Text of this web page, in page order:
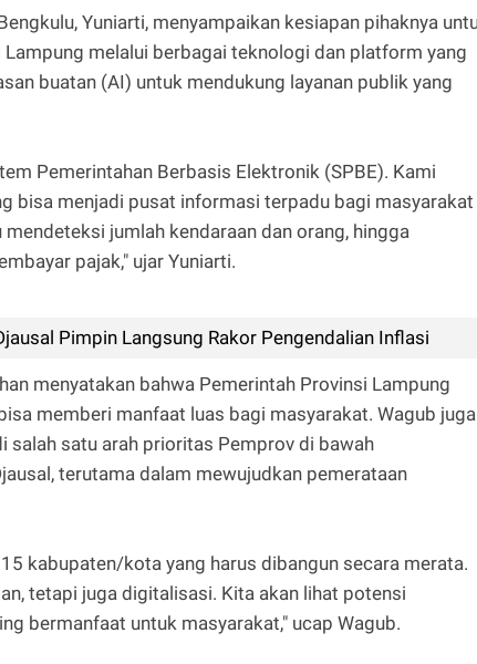
Yuniarti, menyampaikan kesiapan pihaknya
melalui berbagai teknologi dan platform yang
buatan (AI) untuk mendukung layanan publik yang
Pemerintahan Berbasis Elektronik (SPBE). Kami
bisa menjadi pusat informasi terpadu bagi masyarakat
jumlah kendaraan dan orang, hingga
pajak," ujar Yuniarti.
Pimpin Langsung Rakor Pengendalian Inflasi
menyatakan bahwa Pemerintah Provinsi Lampung
memberi manfaat luas bagi masyarakat. Wagub juga
salah satu arah prioritas Pemprov di bawah
terutama dalam mewujudkan pemerataan
kabupaten/kota yang harus dibangun secara merata.
tetapi juga digitalisasi. Kita akan lihat potensi
bermanfaat untuk masyarakat," ucap Wagub.